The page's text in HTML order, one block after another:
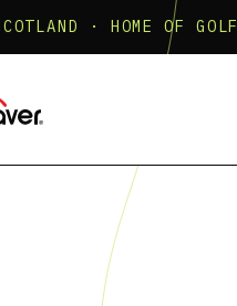
· HOME OF GOLF